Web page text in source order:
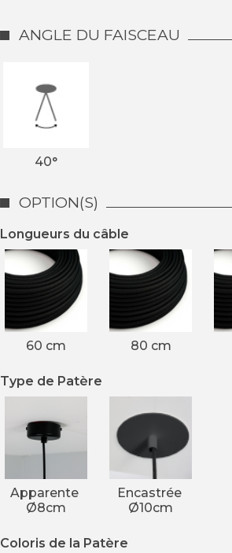
ANGLE DU FAISCEAU
40°
OPTION(S)
Longueurs du câble
60 cm 80 cm
Type de Patère
Apparente
Ø8cm
Encastrée
Ø10cm
Coloris de la Patère